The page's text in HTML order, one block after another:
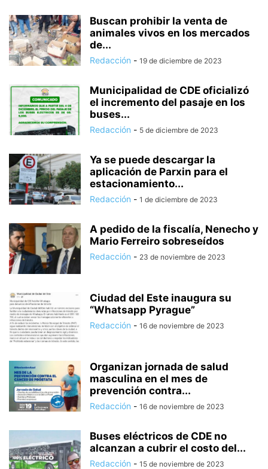
Buscan prohibir la venta de
animales vivos en los mercados
de...
Redacción - 19 de diciembre de 2023
Municipalidad de CDE oficializó
el incremento del pasaje en los
buses...
Redacción - 5 de diciembre de 2023
Ya se puede descargar la
aplicación de Parxin para el
estacionamiento...
Redacción - 1 de diciembre de 2023
A pedido de la fiscalía, Nenecho y
Mario Ferreiro sobreseídos
Redacción - 23 de noviembre de 2023
Ciudad del Este inaugura su
“Whatsapp Pyrague”
Redacción - 16 de noviembre de 2023
Organizan jornada de salud
masculina en el mes de
prevención contra...
Redacción - 16 de noviembre de 2023
Buses eléctricos de CDE no
alcanzan a cubrir el costo del...
Redacción - 15 de noviembre de 2023